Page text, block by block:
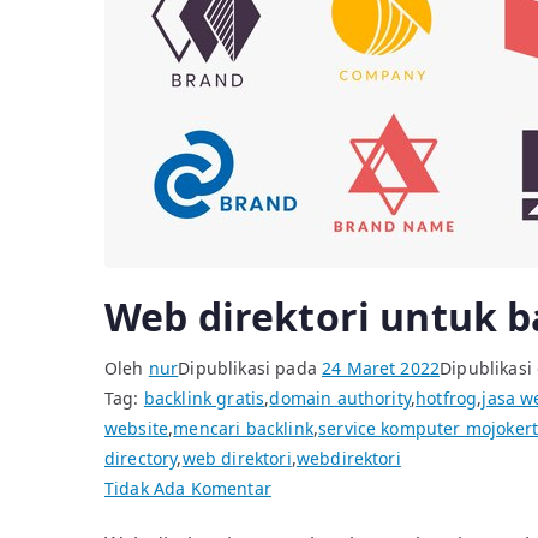
Web direktori untuk
Oleh nurDipublikasi pada24 Maret 2022Dipublikasi
Tag: backlink gratis,domain authority,hotfrog,jasa
website,mencari backlink,service komputer
directory,web direktori,webdirektori
Tidak Ada Komentarpada